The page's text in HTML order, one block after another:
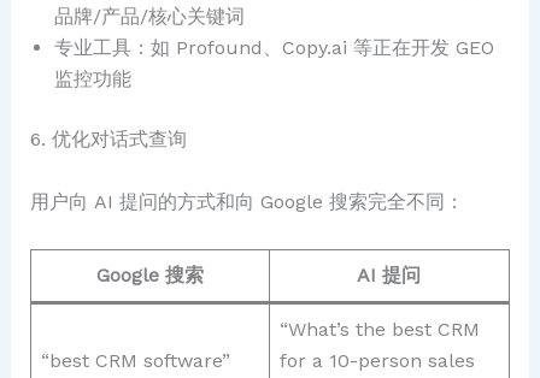
品牌/产品/核心关键词
专业工具：如 Profound、Copy.ai 等正在开发 GEO
监控功能
6. 优化对话式查询
用户向 AI 提问的方式和向 Google 搜索完全不同：
Google 搜索 AI 提问
“best CRM software”
“What’s the best CRM
for a 10-person sales